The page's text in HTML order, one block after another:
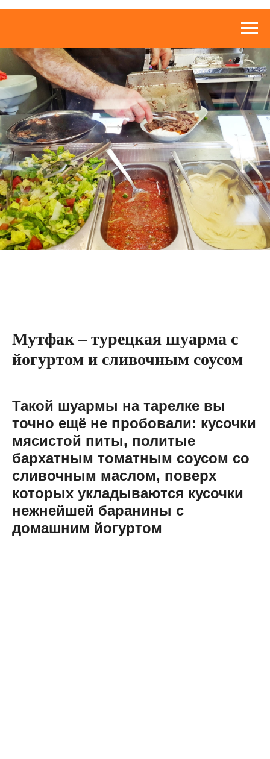
Мутфак – турецкая шуарма с
йогуртом и сливочным соусом
Такой шуармы на тарелке вы
точно ещё не пробовали: кусочки
мясистой питы, политые
бархатным томатным соусом со
сливочным маслом, поверх
которых укладываются кусочки
нежнейшей баранины с
домашним йогуртом